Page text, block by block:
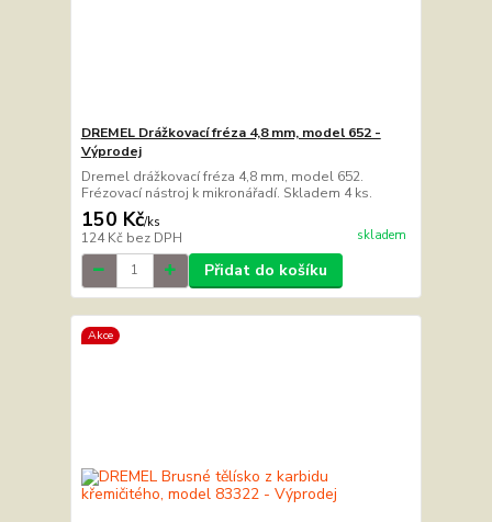
DREMEL Drážkovací fréza 4,8 mm, model 652 -
Výprodej
Dremel drážkovací fréza 4,8 mm, model 652.
Frézovací nástroj k mikronářadí. Skladem 4 ks.
150 Kč/ks
124 Kč bez DPH skladem
Přidat do košíku
Akce